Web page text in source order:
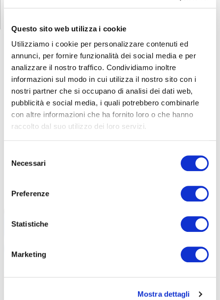
Questo sito web utilizza i cookie
Utilizziamo i cookie per personalizzare contenuti ed
annunci, per fornire funzionalità dei social media e per
analizzare il nostro traffico. Condividiamo inoltre
informazioni sul modo in cui utilizza il nostro sito con i
nostri partner che si occupano di analisi dei dati web,
pubblicità e social media, i quali potrebbero combinarle
con altre informazioni che ha fornito loro o che hanno
raccolto dal suo utilizzo dei loro servizi.
delNecessari
Preferenze
Statistiche
Marketing
Mostra dettagli
CORSISICUREZZA
Corsi online - FAD ASINCRONA
Formazione lavoratori
Addetto al servizio antincendio
Carrello elevatore
Preposti
Addetti al primo soccorso
FORMAZIONE LAVORATORI